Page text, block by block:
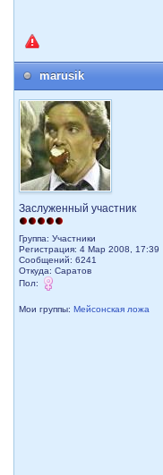
marusik
Заслуженный участник
Группа: Участники
Регистрация: 4 Мар 2008, 17:39
Сообщений: 6241
Откуда: Саратов
Пол:
Мои группы:Мейсонская ложа